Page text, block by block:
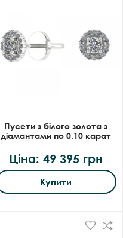
Пусети з білого золота з
діамантами по 0.10 карат
Ціна: 49 395 грн
Купити